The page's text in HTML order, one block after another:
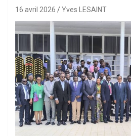
16 avril 2026 Yves LESAINT